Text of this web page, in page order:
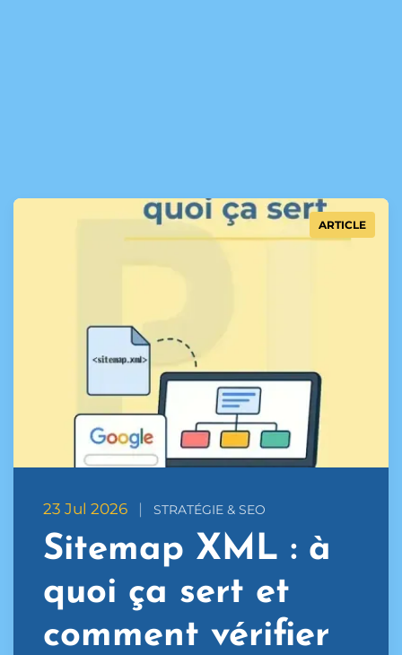
ARTICLE
23 Jul 2026 | STRATÉGIE & SEO
Sitemap XML : à
quoi ça sert et
comment vérifier